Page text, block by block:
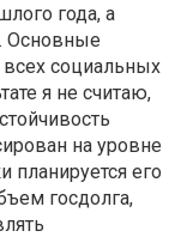
года, а
Основные
социальных
я не считаю,
на уровне
планируется его
госдолга,